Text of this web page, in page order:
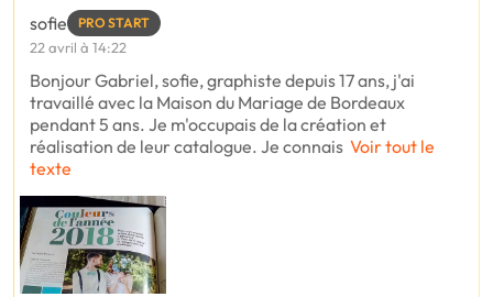
sofie PRO START
22 avril à 14:22
Bonjour Gabriel, sofie, graphiste depuis 17 ans, j'ai
travaillé avec la Maison du Mariage de Bordeaux
pendant 5 ans. Je m'occupais de la création et
réalisation de leur catalogue. Je connais Voir tout le
texte